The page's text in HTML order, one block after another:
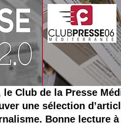
le Club de la Presse
une sélection
Bonne lecture